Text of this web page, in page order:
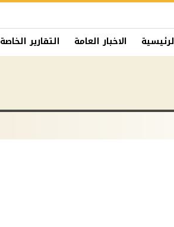
الاخبار العامة التقارير الخاصة